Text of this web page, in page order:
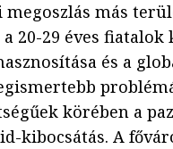
megoszlás más
20-29 éves fiatalok
és a
körében a
kibocsátás. A